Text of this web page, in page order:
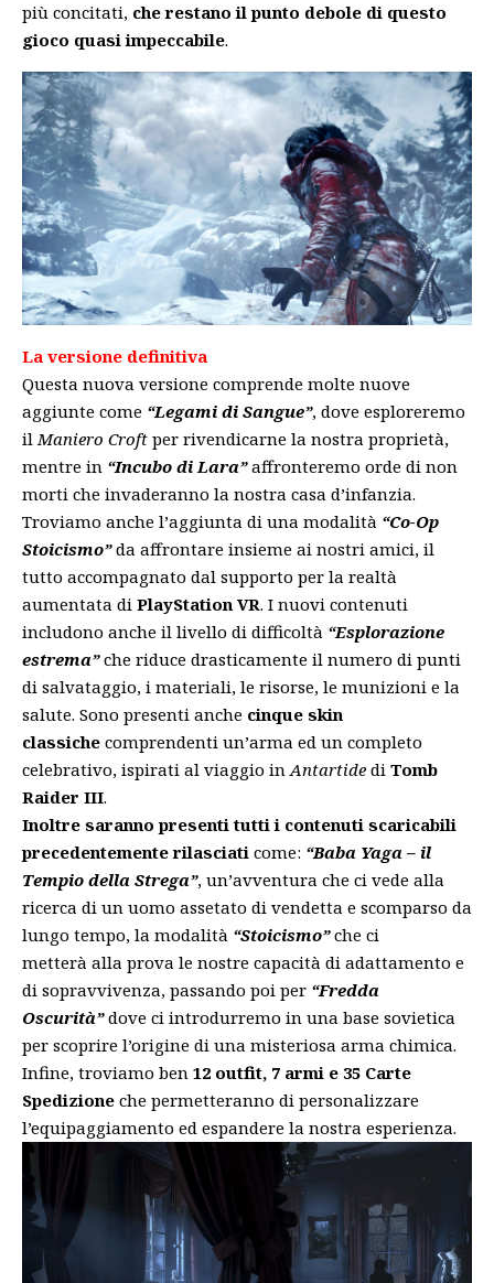
più concitati, che restano il punto debole di questo
gioco quasi impeccabile.
La versione definitiva
Questa nuova versione comprende molte nuove
aggiunte come “Legami di Sangue”, dove esploreremo
il Maniero Croft per rivendicarne la nostra proprietà,
mentre in “Incubo di Lara”affronteremo orde di non
morti che invaderanno la nostra casa d’infanzia.
Troviamo anche l’aggiunta di una modalità “Co-Op
Stoicismo”da affrontare insieme ai nostri amici, il
tutto accompagnato dal supporto per la realtà
aumentata di PlayStation VR. I nuovi contenuti
includono anche il livello di difficoltà “Esplorazione
estrema”che riduce drasticamente il numero di punti
di salvataggio, i materiali, le risorse, le munizioni e la
salute. Sono presenti anche cinque skin
classiche comprendenti un’arma ed un completo
celebrativo, ispirati al viaggio in Antartide di Tomb
Raider III.
Inoltre saranno presenti tutti i contenuti scaricabili
precedentemente rilasciati come: “Baba Yaga – il
Tempio della Strega”, un’avventura che ci vede alla
ricerca di un uomo assetato di vendetta e scomparso da
lungo tempo, la modalità “Stoicismo”che ci
metterà alla prova le nostre capacità di adattamento e
di sopravvivenza, passando poi per “Fredda
Oscurità”dove ci introdurremo in una base sovietica
per scoprire l’origine di una misteriosa arma chimica.
Infine, troviamo ben 12 outfit, 7 armi e 35 Carte
Spedizione che permetteranno di personalizzare
l’equipaggiamento ed espandere la nostra esperienza.